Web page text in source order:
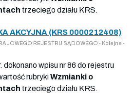
trzeciego działu KRS.
AKCYJNA (KRS 0000212408)
REJESTRU SĄDOWEGO - Kolejne -
dokonano wpisu nr 86 do rejestru
rubrykiWzmianki o
trzeciego działu KRS.